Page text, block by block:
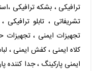
ترافیکی ، بشکه ترافیکی
تشریفاتی ، تابلو ترافیکی
تجهیزات ایمنی ، تجهیزات
کلاه ایمنی ، کفش ایمنی ،
ایمنی پارکینگ ، جدا کننده